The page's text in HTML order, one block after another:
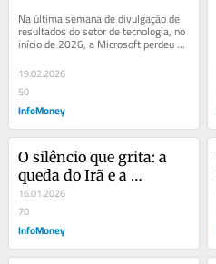
lucrar com isso
Na última semana de divulgação de
resultados do setor de tecnologia, no
início de 2026, a Microsoft perdeu
aproximadamente US$ 357 bilhões
em...
19.02.2026
50
InfoMoney
O silêncio que grita: a
queda do Irã e a
anatomia da hipocrisia
moral
16.01.2026
70
InfoMoney